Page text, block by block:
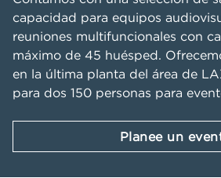
capacidad para equipos
reuniones multifuncionales con
máximo de 45 huésped.
en la última planta del área de
para dos 150 personas para
Planee un